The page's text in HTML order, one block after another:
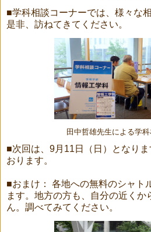
■学科相談コーナーでは、様々な
是非、訪ねてきてください。
田中哲雄先生による学
■次回は、9月11日（日）となり
おります。
■おまけ： 各地への無料のシャト
ます。地方の方も、自分の近く
ん。調べてみてください。